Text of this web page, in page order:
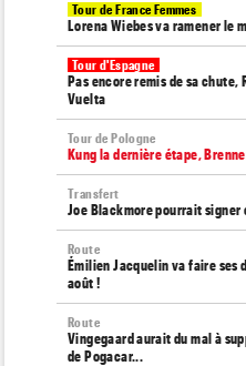
Tour de France Femmes
Lorena Wiebes va ramener le
Tour d'Espagne
Pas encore remis de sa chute,
Vuelta
Tour de Pologne
Kung la dernière étape,
Transfert
Joe Blackmore pourrait signer
Route
Émilien Jacquelin va faire ses
août !
Route
Vingegaard aurait du mal à
de Pogacar...